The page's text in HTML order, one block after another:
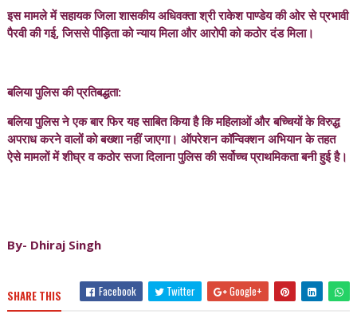
इस मामले में सहायक जिला शासकीय अधिवक्ता श्री राकेश पाण्डेय की ओर से प्रभावी
पैरवी की गई, जिससे पीड़िता को न्याय मिला और आरोपी को कठोर दंड मिला।
बलिया पुलिस की प्रतिबद्धता:
बलिया पुलिस ने एक बार फिर यह साबित किया है कि महिलाओं और बच्चियों के विरुद्ध
अपराध करने वालों को बख्शा नहीं जाएगा। ऑपरेशन कॉन्विक्शन अभियान के तहत
ऐसे मामलों में शीघ्र व कठोर सजा दिलाना पुलिस की सर्वोच्च प्राथमिकता बनी हुई है।
By- Dhiraj Singh
SHARE THIS Facebook Twitter Google+